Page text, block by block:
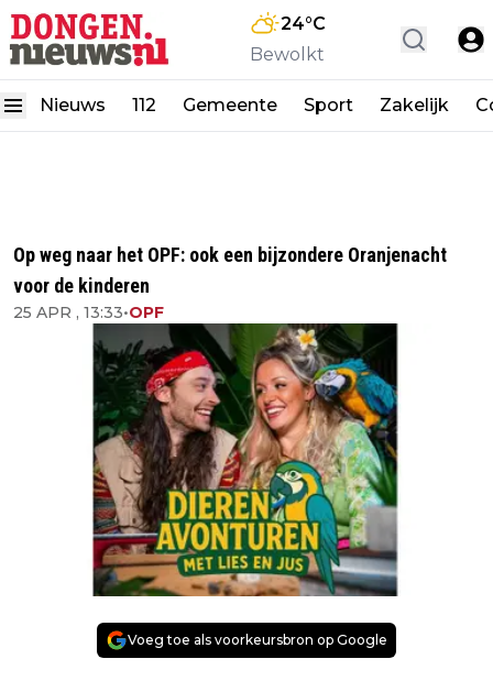
24°C
Bewolkt
Nieuws 112 Gemeente Sport Zakelijk
Op weg naar het OPF: ook een bijzondere Oranjenacht
voor de kinderen
25 APR , 13:33•OPF
Voeg toe als voorkeursbron op Google